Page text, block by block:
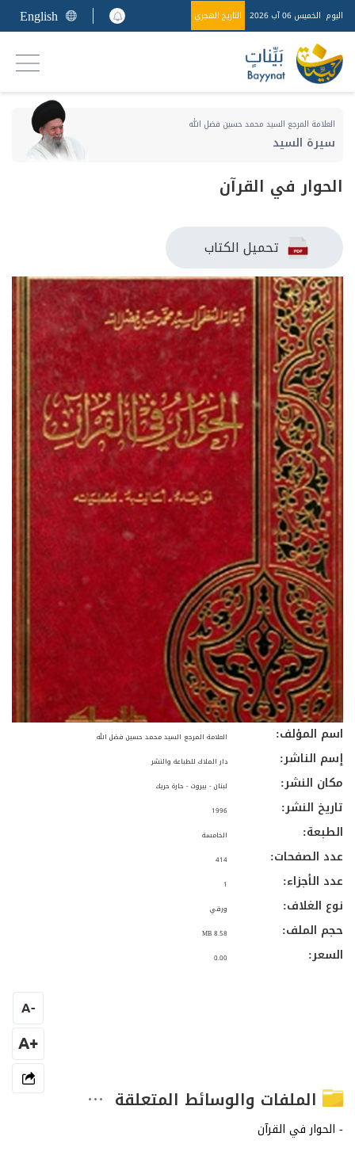
اليوم الخميس 06 آب 2026 التاريخ الهجري English
العلامة المرجع السيد محمد حسين فضل الله
سيرة السيد
الحوار في القرآن
تحميل الكتاب
اسم المؤلف: العلامة المرجع السيد محمد حسين فضل الله
إسم الناشر: دار الملاك للطباعة والنشر
مكان النشر: لبنان - بيروت - حارة حريك
تاريخ النشر: 1996
الطبعة: الخامسة
عدد الصفحات: 414
عدد الأجزاء: 1
نوع الغلاف: ورقي
حجم الملف: 8.58 MB
السعر: 0.00
-
A
+A
الملفات والوسائط المتعلقة